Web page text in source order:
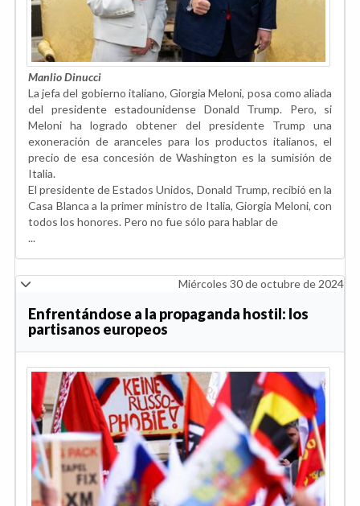
Manlio Dinucci
La jefa del gobierno italiano, Giorgia Meloni, posa como aliada
del presidente estadounidense Donald Trump. Pero, si
Meloni ha logrado obtener del presidente Trump una
exoneración de aranceles para los productos italianos, el
precio de esa concesión de Washington es la sumisión de
Italia.
El presidente de Estados Unidos, Donald Trump, recibió en la
Casa Blanca a la primer ministro de Italia, Giorgia Meloni, con
todos los honores. Pero no fue sólo para hablar de
...
Miércoles 30 de octubre de 2024
Enfrentándose a la propaganda hostil: los
partisanos europeos